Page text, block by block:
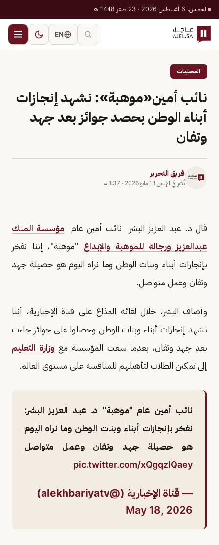
الخميس، 6 أغسطس 2026 · 23 صفر 1448 هـ
EN
المحليات
نائب أمين«موهبة»: نشهد إنجازات
أبناء الوطن بحصد جوائز بعد جهد
وتفان
فريق التحرير
نُشر في الإثنين 18 مايو 2026 · 8:37 م
قال د. عبد العزيز البشر نائب أمين عام مؤسسة الملك
عبدالعزيز ورجاله للموهبة والإبداع "موهبة"، إننا نفخر
بإنجازات أبناء وبنات الوطن وما نراه اليوم هو حصيلة جهد
وتفان وعمل متواصل.
وأضاف البشر، خلال لقائه المذاع على قناة الإخبارية، أننا
نشهد إنجازات أبناء وبنات الوطن وحصلوا على جوائز جاءت
بعد جهد وتفان، بعدما سعت المؤسسة مع وزارة التعليم
إلى تمكين الطلاب لتأهيلهم للمنافسة على مستوى العالم.
نائب أمين عام "موهبة" د. عبد العزيز البشر:
نفخر بإنجازات أبناء وبنات الوطن وما نراه اليوم
هو حصيلة جهد وتفان وعمل متواصل
pic.twitter.com/xQgqzIQaey
— قناة الإخبارية (@alekhbariyatv)
May 18, 2026